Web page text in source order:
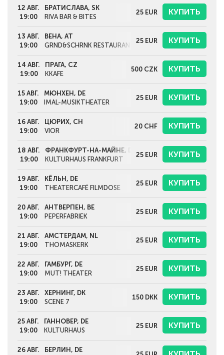
12 АВГ.
19:00
БРАТИСЛАВА, SK
RIVA BAR & BITES
25 EUR КУПИТЬ
13 АВГ.
19:00
ВЕНА, AT
GRND&SCHRNK RESTAURANT
25 EUR КУПИТЬ
14 АВГ.
19:00
ПРАГА, CZ
KKAFE
500 CZK КУПИТЬ
15 АВГ.
19:00
МЮНХЕН, DE
IMAL-MUSIKTHEATER
25 EUR КУПИТЬ
16 АВГ.
19:00
ЦЮРИХ, CH
VIOR
20 CHF КУПИТЬ
18 АВГ.
19:00
ФРАНКФУРТ-НА-МАЙНЕ, DE
KULTURHAUS FRANKFURT
25 EUR КУПИТЬ
19 АВГ.
19:00
КЁЛЬН, DE
THEATERCAFÉ FILMDOSE
25 EUR КУПИТЬ
20 АВГ.
19:00
АНТВЕРПЕН, BE
PEPERFABRIEK
25 EUR КУПИТЬ
21 АВГ.
19:00
АМСТЕРДАМ, NL
THOMASKERK
25 EUR КУПИТЬ
22 АВГ.
19:00
ГАМБУРГ, DE
MUT! THEATER
25 EUR КУПИТЬ
23 АВГ.
19:00
ХЕРНИНГ, DK
SCENE 7
150 DKK КУПИТЬ
25 АВГ.
19:00
ГАННОВЕР, DE
KULTURHAUS
25 EUR КУПИТЬ
26 АВГ. БЕРЛИН, DE